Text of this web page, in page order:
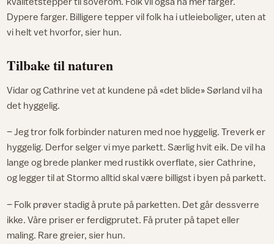
Dypere farger. Billigere tepper vil folk ha i utleieboliger, uten at
vi helt vet hvorfor, sier hun.
Tilbake til naturen
Vidar og Cathrine vet at kundene på «det blide» Sørland vil ha
det hyggelig.
– Jeg tror folk forbinder naturen med noe hyggelig. Treverk er
hyggelig. Derfor selger vi mye parkett. Særlig hvit eik. De vil ha
lange og brede planker med rustikk overflate, sier Cathrine,
og legger til at Stormo alltid skal være billigst i byen på parkett.
– Folk prøver stadig å prute på parketten. Det går dessverre
ikke. Våre priser er ferdigprutet. Få pruter på tapet eller
maling. Rare greier, sier hun.